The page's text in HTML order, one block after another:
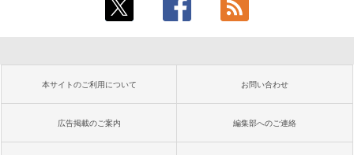
本サイトのご利用について お問い合わせ
広告掲載のご案内 編集部へのご連絡